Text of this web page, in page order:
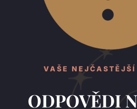
VAŠE
ODPOVĚDI